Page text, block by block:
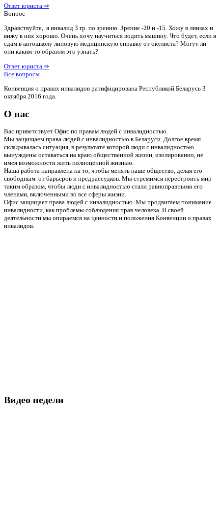
Ответ юриста ⇒
Вопрос
Здравствуйте, я инвалид 3 гр. по зрению. Зрение -20 и -15. Хожу в линзах и
вижу в них хорошо. Очень хочу научиться водить машину. Что будет, если я
сдам в автошколу липовую медицинскую справку от окулиста? Могут ли
они каким-то образом это узнать?
Ответ юриста ⇒
Все вопросы
Конвенция о правах инвалидов ратифицирована Республикой Беларусь 3
октября 2016 года.
О нас
Вас приветствует Офис по правам людей с инвалидностью.
Мы защищаем права людей с инвалидностью в Беларуси. Долгое время
складывалась ситуация, в результате которой люди с инвалидностью
вынуждены оставаться на краю общественной жизни, изолированно, не
имея возможности жить полноценной жизнью.
Наша работа направлена на то, чтобы менять наше общество, делая его
свободным от барьеров и предрассудков. Мы стремимся перестроить мир
таким образом, чтобы люди с инвалидностью стали равноправными его
членами, включенными во все сферы жизни.
Офис защищает права людей с инвалидностью. Мы продвигаем понимание
инвалидности, как проблемы соблюдения прав человека. В своей
деятельности мы опираемся на ценности и положения Конвенции о правах
инвалидов.
Видео недели